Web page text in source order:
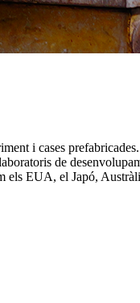
i cases
de
els EUA, el Japó,